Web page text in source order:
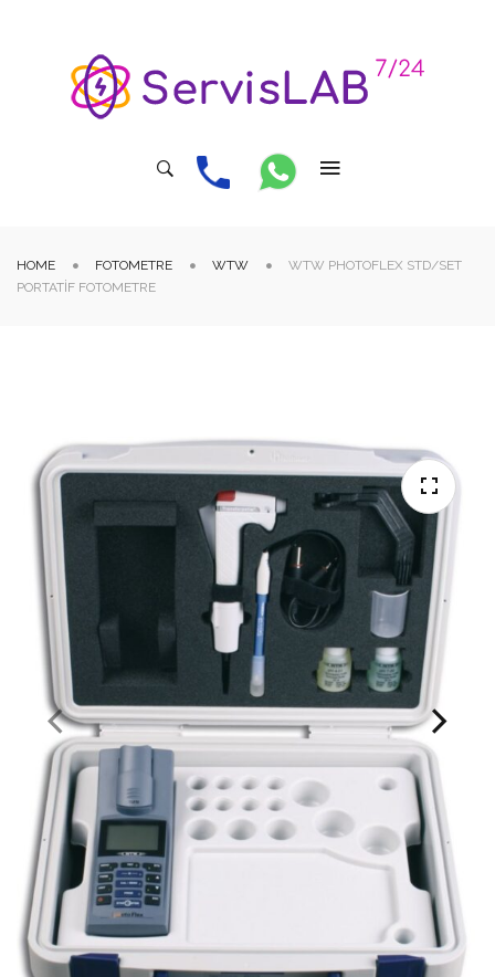
HOME FOTOMETRE WTW
WTW PHOTOFLEX STD/SET
PORTATIF FOTOMETRE